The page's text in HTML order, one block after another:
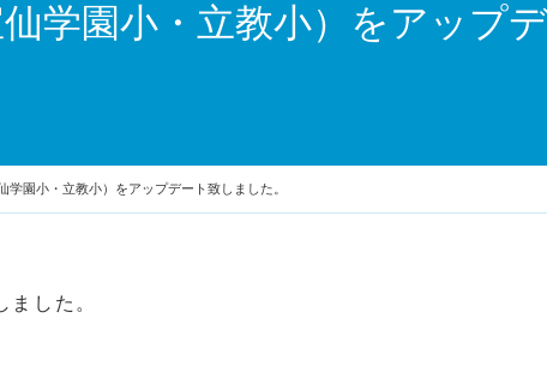
学園小・立教小）をアップ
学園小・立教小）をアップデート致しました。
した。